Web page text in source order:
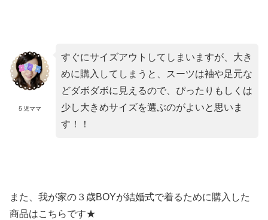
５児ママ
すぐにサイズアウトしてしまいますが、大き
めに購入してしまうと、スーツは袖や足元な
どダボダボに見えるので、ぴったりもしくは
少し大きめサイズを選ぶのがよいと思いま
す！！
また、我が家の３歳BOYが結婚式で着るために購入した
商品はこちらです★